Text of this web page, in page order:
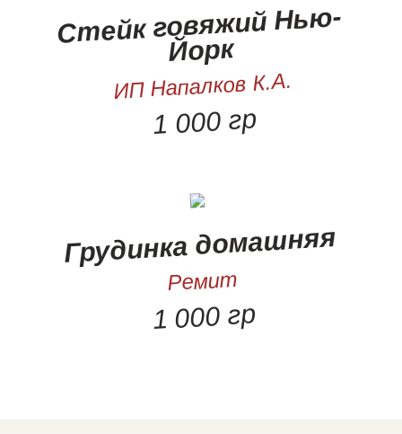
Стейк говяжий Нью-
Йорк
ИП Напалков К.А.
1 000 гр
Грудинка домашняя
Ремит
1 000 гр